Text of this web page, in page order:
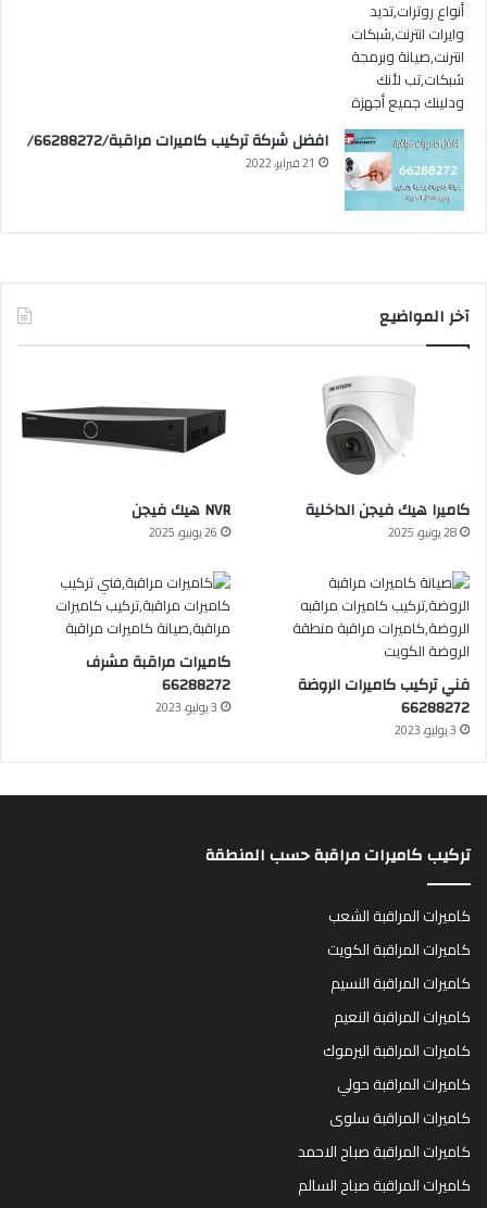
افضل شركة تركيب كاميرات مراقبة/66288272/
21 فبراير، 2022
آخر المواضيع
كاميرا هيك فيجن الداخلية
28 يونيو، 2025
NVR هيك فيجن
26 يونيو، 2025
فني تركيب كاميرات الروضة
66288272
3 يوليو، 2023
كاميرات مراقبة مشرف
66288272
3 يوليو، 2023
تركيب كاميرات مراقبة حسب المنطقة
كاميرات المراقبة الشعب
كاميرات المراقبة الكويت
كاميرات المراقبة النسيم
كاميرات المراقبة النعيم
كاميرات المراقبة اليرموك
كاميرات المراقبة حولي
كاميرات المراقبة سلوى
كاميرات المراقبة صباح الاحمد
كاميرات المراقبة صباح السالم